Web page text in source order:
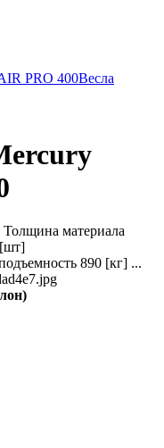
PRO 400Весла
материала
890 [кг] ...